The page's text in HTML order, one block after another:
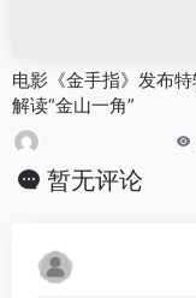
电影《金手指》发布
解读“金山一角”
暂无评论